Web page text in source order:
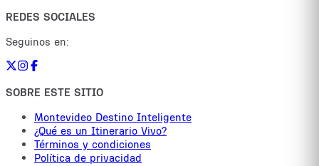
REDES SOCIALES
Seguinos en:
SOBRE ESTE SITIO
Montevideo Destino Inteligente
¿Qué es un Itinerario Vivo?
Términos y condiciones
Política de privacidad